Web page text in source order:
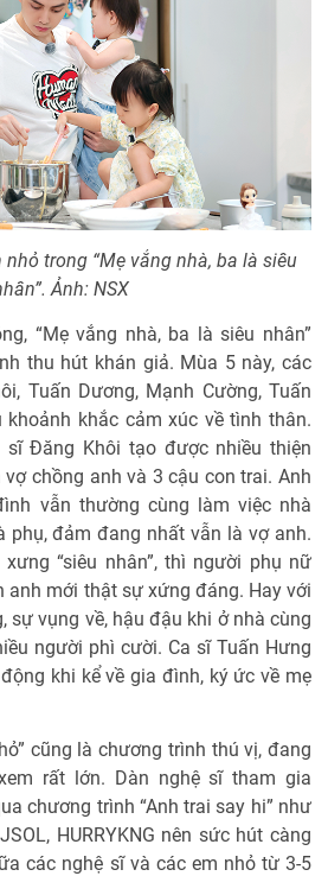
trong “Mẹ vắng nhà, ba là siêu
Ảnh: NSX
“Mẹ vắng nhà, ba là siêu nhân”
thu hút khán giả. Mùa 5 này, các
Tuấn Dương, Mạnh Cường, Tuấn
khoảnh khắc cảm xúc về tình thân.
Đăng Khôi tạo được nhiều thiện
chồng anh và 3 cậu con trai. Anh
vẫn thường cùng làm việc nhà
phụ, đảm đang nhất vẫn là vợ anh.
“siêu nhân”, thì người phụ nữ
anh mới thật sự xứng đáng. Hay với
sự vụng về, hậu đậu khi ở nhà cùng
người phì cười. Ca sĩ Tuấn Hưng
khi kể về gia đình, ký ức về mẹ
cũng là chương trình thú vị, đang
rất lớn. Dàn nghệ sĩ tham gia
chương trình “Anh trai say hi” như
HURRYKNG nên sức hút càng
các nghệ sĩ và các em nhỏ từ 3-5